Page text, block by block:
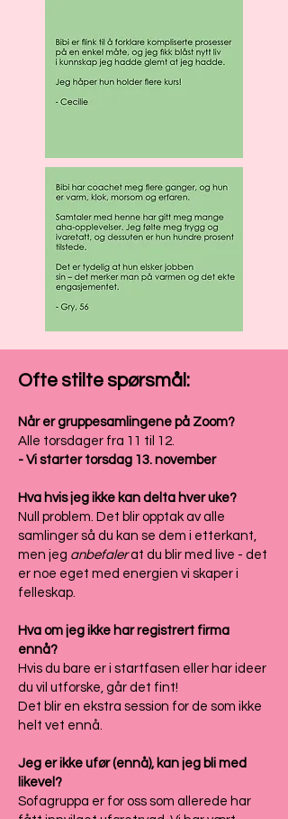
Ofte stilte spørsmål:
Når er gruppesamlingene på Zoom?
Alle torsdager fra 11 til 12.
- Vi starter torsdag 13. november
Hva hvis jeg ikke kan delta hver uke?
Null problem. Det blir opptak av alle
samlinger så du kan se dem i etterkant,
men jeg anbefalerat du blir med live - det
er noe eget med energien vi skaper i
felleskap.
Hva om jeg ikke har registrert firma
ennå?
Hvis du bare er i startfasen eller har ideer
du vil utforske, går det fint!
Det blir en ekstra session for de som ikke
helt vet ennå.
Jeg er ikke ufør (ennå), kan jeg bli med
likevel?
Sofagruppa er for oss som allerede har